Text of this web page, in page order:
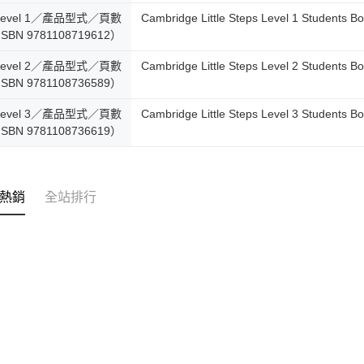
1／產品型式／頁數
ISBN 9781108719612）
Cambridge Little Steps Level 1 Students
2／產品型式／頁數
ISBN 9781108736589）
Cambridge Little Steps Level 2 Students
3／產品型式／頁數
ISBN 9781108736619）
Cambridge Little Steps Level 3 Students
銷 全站排行